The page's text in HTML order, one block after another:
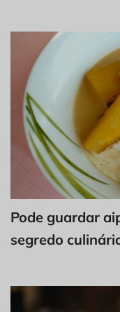
Pode guardar
segredo